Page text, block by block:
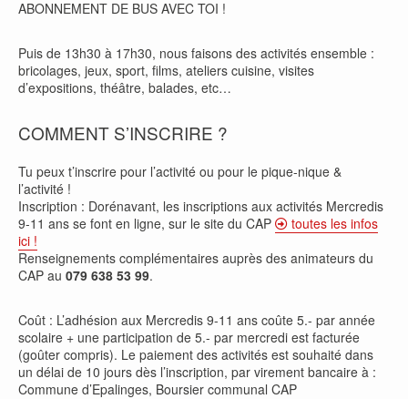
ABONNEMENT DE BUS AVEC TOI !
Puis de 13h30 à 17h30, nous faisons des activités ensemble :
bricolages, jeux, sport, films, ateliers cuisine, visites
d’expositions, théâtre, balades, etc…
COMMENT S’INSCRIRE ?
Tu peux t’inscrire pour l’activité ou pour le pique-nique &
l’activité !
Inscription : Dorénavant, les inscriptions aux activités Mercredis
9-11 ans se font en ligne, sur le site du CAP
toutes les infos
ici !
Renseignements complémentaires auprès des animateurs du
CAP au 079 638 53 99.
Coût : L’adhésion aux Mercredis 9-11 ans coûte 5.- par année
scolaire + une participation de 5.- par mercredi est facturée
(goûter compris). Le paiement des activités est souhaité dans
un délai de 10 jours dès l’inscription, par virement bancaire à :
Commune d’Epalinges, Boursier communal CAP